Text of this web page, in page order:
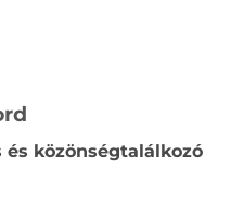
közönségtalálkozó